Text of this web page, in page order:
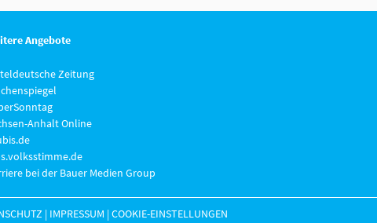
Angebote
Zeitung
Anhalt Online
bei der Bauer Medien Group
| IMPRESSUM |COOKIE-EINSTELLUNGEN